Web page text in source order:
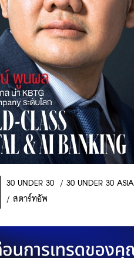
30 UNDER 30 / 30 UNDER 30 ASIA
/ สตาร์ทอัพ